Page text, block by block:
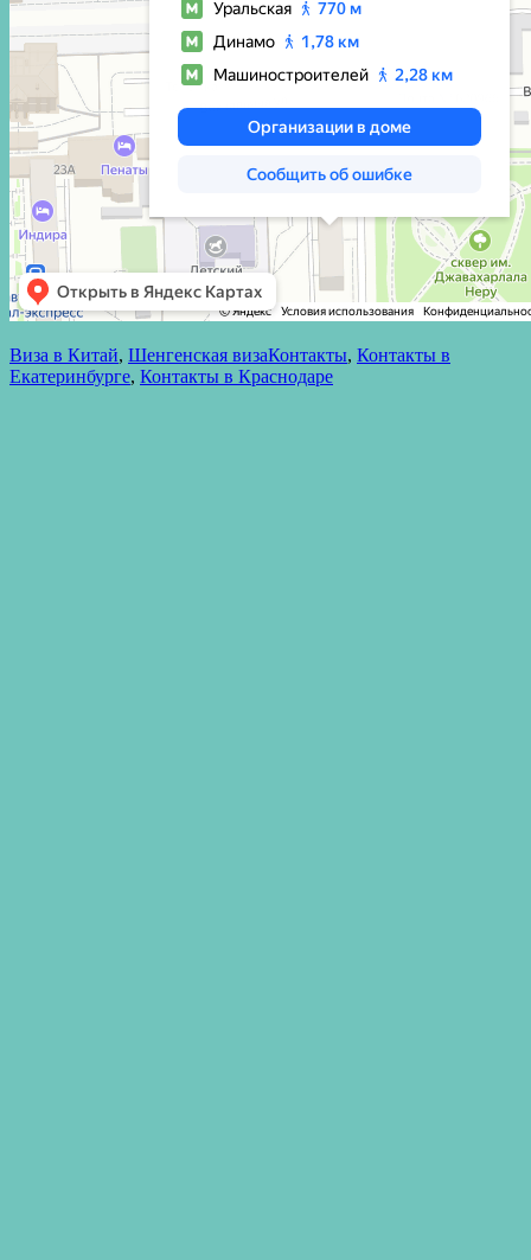
Опубликовано
Рубрики
Виза в Китай, Шенгенская визаМетки
Контакты, Контакты в
Екатеринбурге, Контакты в Краснодаре